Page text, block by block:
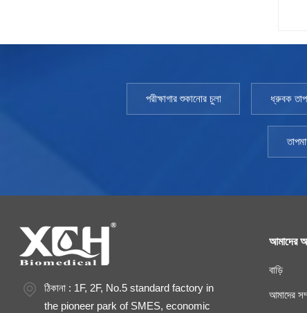
পরীক্ষাগার শুকানোর চুলা ধ্রুবক
ঠিকানা : 1F, 2F, No.5 standard factory in
the pioneer park of SMES, economic
আমাদের
বাড়ি
আমাদের